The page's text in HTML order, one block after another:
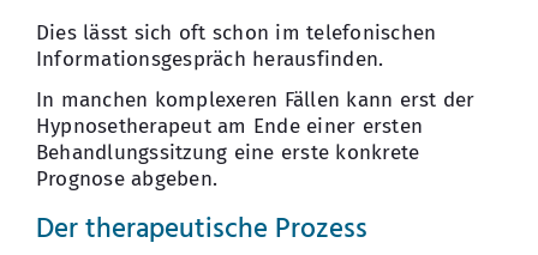
Dies lässt sich oft schon im telefonischen
Informationsgespräch herausfinden.
In manchen komplexeren Fällen kann erst der
Hypnosetherapeut am Ende einer ersten
Behandlungssitzung eine erste konkrete
Prognose abgeben.
Der therapeutische Prozess